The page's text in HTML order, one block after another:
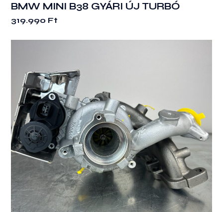
BMW MINI B38 GYÁRI ÚJ TURBÓ
319.990 Ft